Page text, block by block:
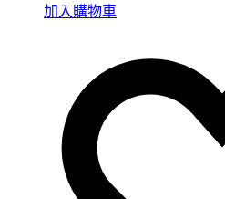
加入購物車